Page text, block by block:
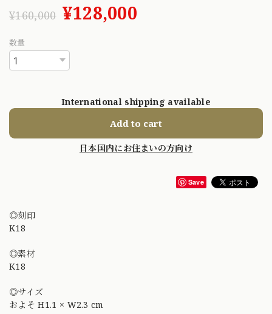
¥160,000 ¥128,000
数量
International shipping available
Add to cart
日本国内にお住まいの方向け
Save
◎刻印
K18
◎素材
K18
◎サイズ
およそ H1.1 × W2.3 cm